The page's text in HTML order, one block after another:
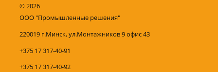
©2026
ООО "Промышленные решения"
220019 г.Минск, ул.Монтажников 9 офис 43
+375 17 317-40-91
+375 17 317-40-92